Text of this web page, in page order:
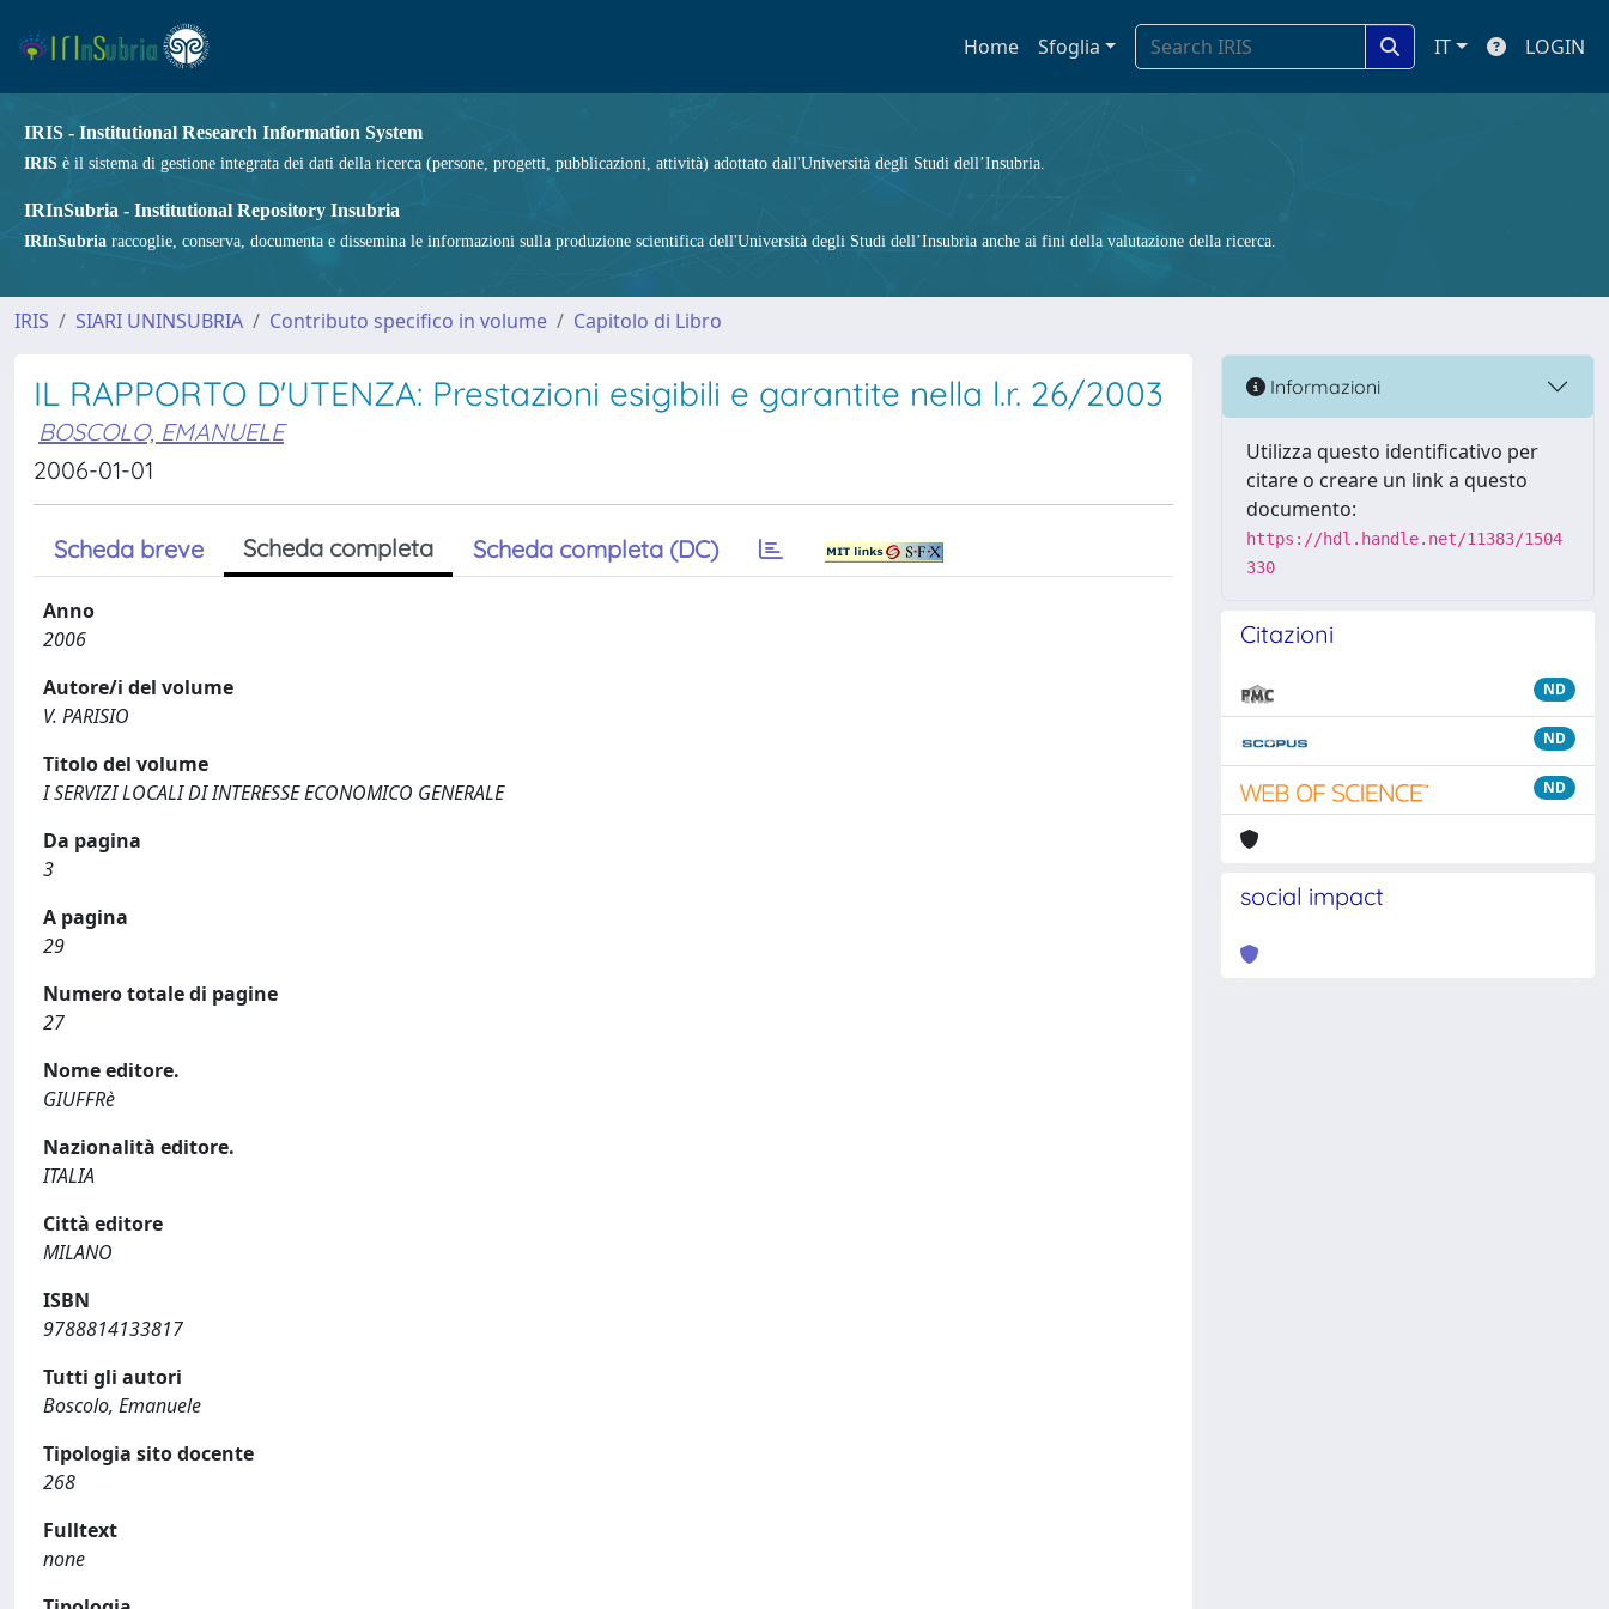
Home Sfoglia IT LOGIN
IRIS - Institutional Research Information System
IRIS è il sistema di gestione integrata dei dati della ricerca (persone, progetti, pubblicazioni, attività) adottato dall'Università degli Studi dell’Insubria.
IRInSubria - Institutional Repository Insubria
IRInSubria raccoglie, conserva, documenta e dissemina le informazioni sulla produzione scientifica dell'Università degli Studi dell’Insubria anche ai fini della valutazione della ricerca.
IRIS SIARI UNINSUBRIA Contributo specifico in volume Capitolo di Libro
IL RAPPORTO D'UTENZA: Prestazioni esigibili e garantite nella l.r. 26/2003
BOSCOLO, EMANUELE
2006-01-01
Scheda breve Scheda completa Scheda completa (DC)
Anno
2006
Autore/i del volume
V. PARISIO
Titolo del volume
I SERVIZI LOCALI DI INTERESSE ECONOMICO GENERALE
Da pagina
3
A pagina
29
Numero totale di pagine
27
Nome editore.
GIUFFRè
Nazionalità editore.
ITALIA
Città editore
MILANO
ISBN
9788814133817
Tutti gli autori
Boscolo, Emanuele
Tipologia sito docente
268
Fulltext
none
Informazioni
Utilizza questo identificativo per
citare o creare un link a questo
documento:
https://hdl.handle.net/11383/1504
330
Citazioni
ND
ND
ND
social impact